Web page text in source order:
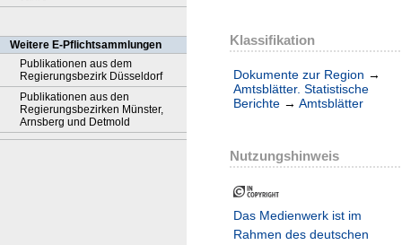
Weitere E-Pflichtsammlungen
Publikationen aus dem
Regierungsbezirk Düsseldorf
Publikationen aus den
Regierungsbezirken Münster,
Arnsberg und Detmold
Klassifikation
Dokumente zur Region →
Amtsblätter. Statistische
Berichte → Amtsblätter
Nutzungshinweis
Das Medienwerk ist im
Rahmen des deutschen